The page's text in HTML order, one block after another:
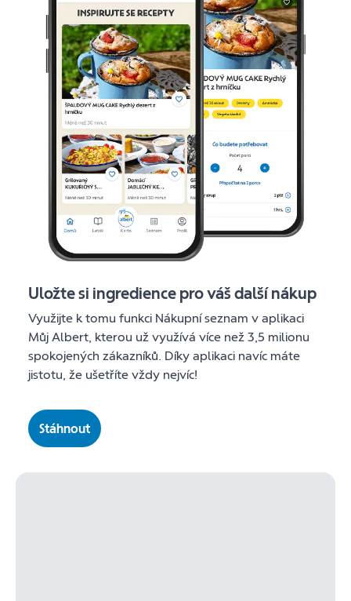
Uložte si ingredience pro váš další nákup
Využijte k tomu funkci Nákupní seznam v aplikaci
Můj Albert, kterou už využívá více než 3,5 milionu
spokojených zákazníků. Díky aplikaci navíc máte
jistotu, že ušetříte vždy nejvíc!
Stáhnout